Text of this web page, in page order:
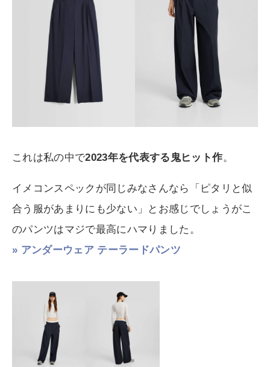
これは私の中で2023年を代表する鬼ヒット作。
イメコンスペックが同じみなさんなら「ピタリと似
合う服があまりにも少ない」とお感じでしょうがこ
のパンツはマジで最高にハマりました。
» アンダーウェア テーラードパンツ